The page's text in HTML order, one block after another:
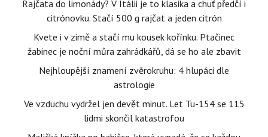
Rajčata do limonády? V Itálii je to klasika a chuť předčí i
citrónovku. Stačí 500 g rajčat a jeden citrón
Kvete i v zimě a stačí mu kousek kořínku. Ptačinec
žabinec je noční můra zahrádkářů, dá se ho ale zbavit
Nejhloupější znamení zvěrokruhu: 4 hlupáci dle
astrologie
Ve vzduchu vydržel jen devět minut. Let Tu-154 se 115
lidmi skončil katastrofou